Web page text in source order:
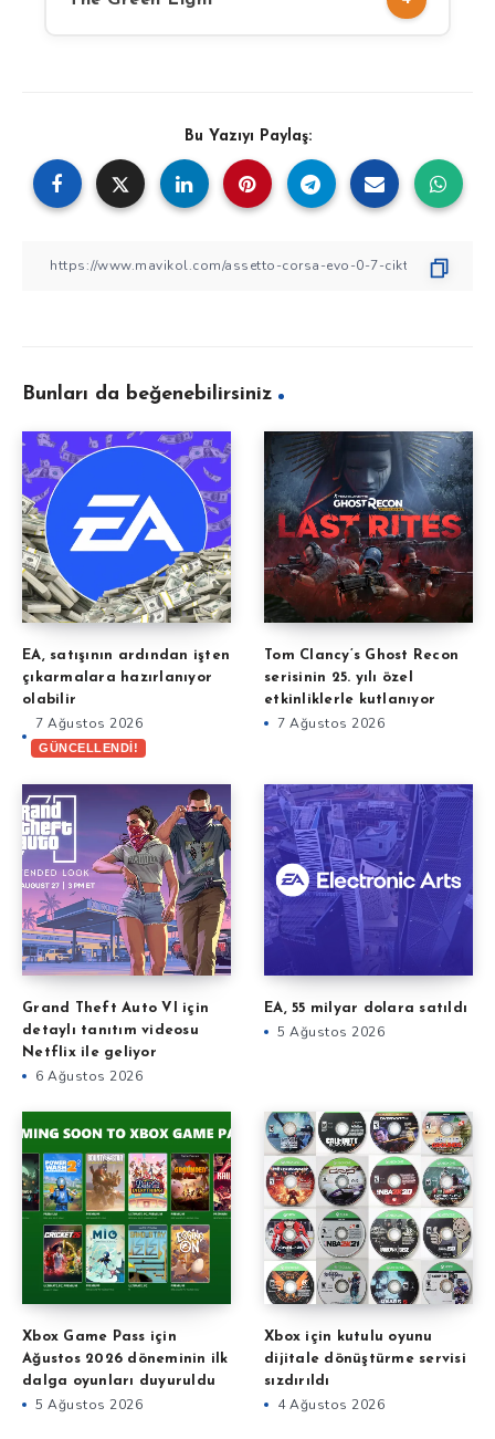
Bu Yazıyı Paylaş:
Bunları da beğenebilirsiniz
EA, satışının ardından işten
çıkarmalara hazırlanıyor
olabilir
7 Ağustos 2026
GÜNCELLENDİ!
Tom Clancy’s Ghost Recon
serisinin 25. yılı özel
etkinliklerle kutlanıyor
7 Ağustos 2026
Grand Theft Auto VI için
detaylı tanıtım videosu
Netflix ile geliyor
6 Ağustos 2026
EA, 55 milyar dolara satıldı
5 Ağustos 2026
Xbox Game Pass için
Ağustos 2026 döneminin ilk
dalga oyunları duyuruldu
5 Ağustos 2026
Xbox için kutulu oyunu
dijitale dönüştürme servisi
sızdırıldı
4 Ağustos 2026